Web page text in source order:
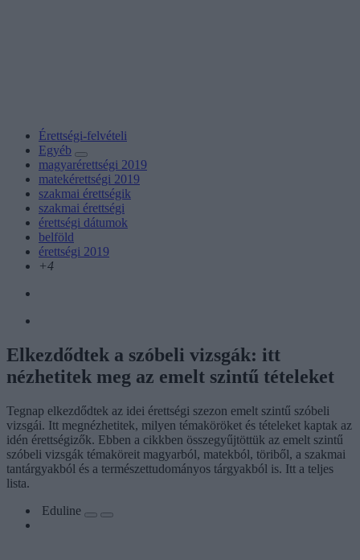
Érettségi-felvételi
Egyéb
magyarérettségi 2019
matekérettségi 2019
szakmai érettségik
szakmai érettségi
érettségi dátumok
belföld
érettségi 2019
+4
Elkezdődtek a szóbeli vizsgák: itt
nézhetitek meg az emelt szintű tételeket
Tegnap elkezdődtek az idei érettségi szezon emelt szintű szóbeli
vizsgái. Itt megnézhetitek, milyen témaköröket és tételeket kaptak az
idén érettségizők. Ebben a cikkben összegyűjtöttük az emelt szintű
szóbeli vizsgák témaköreit magyarból, matekból, töriből, a szakmai
tantárgyakból és a természettudományos tárgyakból is. Itt a teljes
lista.
Eduline